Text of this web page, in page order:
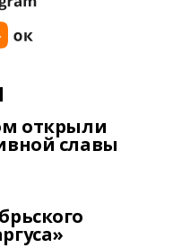
открыли
славы